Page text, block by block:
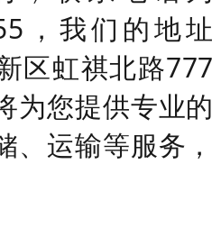
，我们的地址
区虹祺北路777
为您提供专业的
、运输等服务，